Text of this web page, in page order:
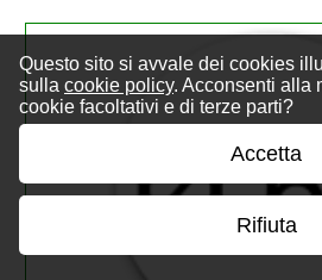
Questo sito si avvale dei cookies
sulla cookie policy. Acconsenti alla
cookie facoltativi e di terze parti?
Accetta
Rifiuta